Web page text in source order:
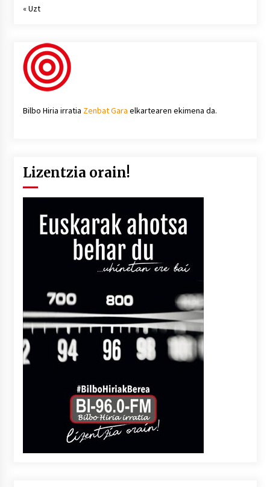
« Uzt
Bilbo Hiria irratia Zenbat Gara elkartearen ekimena da.
Lizentzia orain!